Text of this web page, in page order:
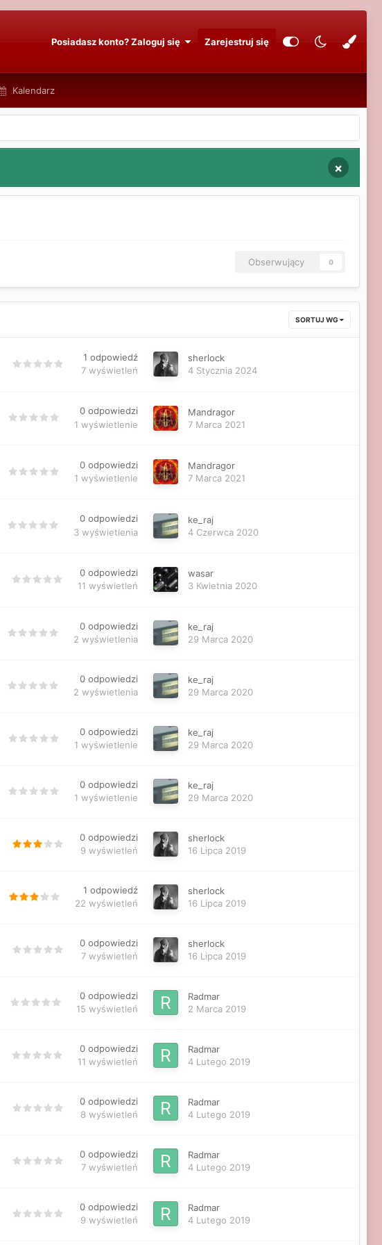
Posiadasz konto? Zaloguj się Zarejestruj się
Kalendarz
×
Obserwujący 0
SORTUJ WG
1 odpowiedź
7 wyświetleń
sherlock
4 Stycznia 2024
0 odpowiedzi
1 wyświetlenie
Mandragor
7 Marca 2021
0 odpowiedzi
1 wyświetlenie
Mandragor
7 Marca 2021
0 odpowiedzi
3 wyświetlenia
ke_raj
4 Czerwca 2020
0 odpowiedzi
11 wyświetleń
wasar
3 Kwietnia 2020
0 odpowiedzi
2 wyświetlenia
ke_raj
29 Marca 2020
0 odpowiedzi
2 wyświetlenia
ke_raj
29 Marca 2020
0 odpowiedzi
1 wyświetlenie
ke_raj
29 Marca 2020
0 odpowiedzi
1 wyświetlenie
ke_raj
29 Marca 2020
0 odpowiedzi
9 wyświetleń
sherlock
16 Lipca 2019
1 odpowiedź
22 wyświetleń
sherlock
16 Lipca 2019
0 odpowiedzi
7 wyświetleń
sherlock
16 Lipca 2019
0 odpowiedzi
15 wyświetleń
Radmar
2 Marca 2019
0 odpowiedzi
11 wyświetleń
Radmar
4 Lutego 2019
0 odpowiedzi
8 wyświetleń
Radmar
4 Lutego 2019
0 odpowiedzi
7 wyświetleń
Radmar
4 Lutego 2019
0 odpowiedzi
9 wyświetleń
Radmar
4 Lutego 2019